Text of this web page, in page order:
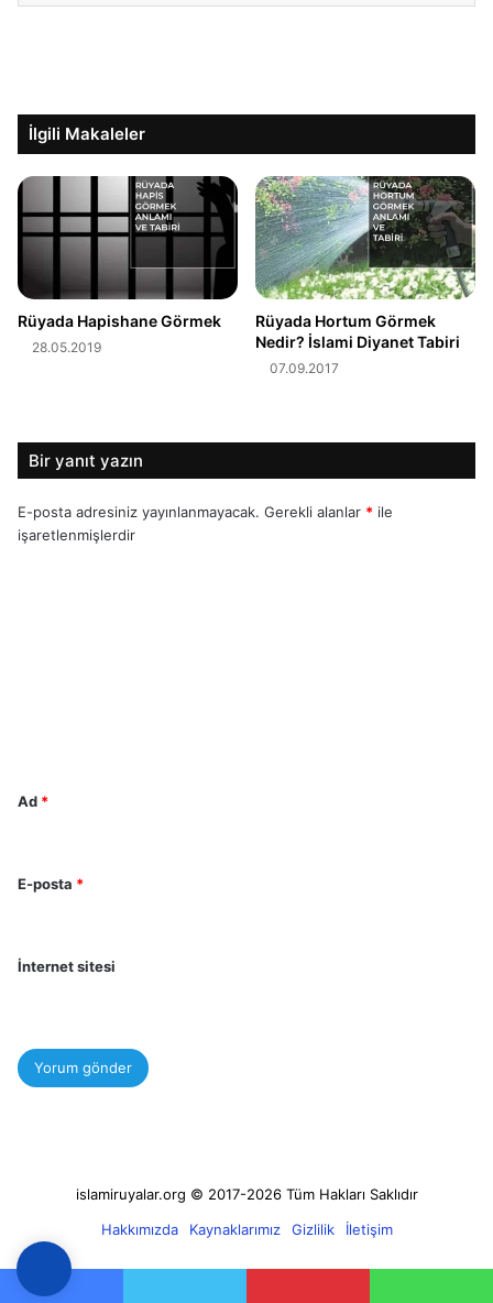
İlgili Makaleler
Rüyada Hapishane Görmek
28.05.2019
Rüyada Hortum Görmek
Nedir? İslami Diyanet Tabiri
07.09.2017
Bir yanıt yazın
E-posta adresiniz yayınlanmayacak. Gerekli alanlar * ile
işaretlenmişlerdir
Ad *
E-posta *
İnternet sitesi
islamiruyalar.org © 2017-2026 Tüm Hakları Saklıdır
Hakkımızda
Kaynaklarımız Gizlilik İletişim